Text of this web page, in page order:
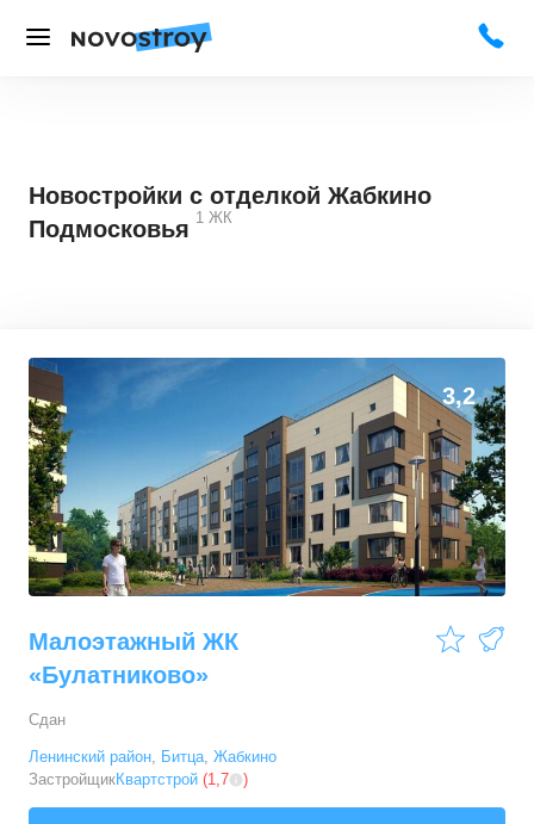
Новостройки с отделкой Жабкино
Подмосковья 1 ЖК
3,2
Малоэтажный ЖК
«Булатниково»
Сдан
Ленинский район, Битца, Жабкино
ЗастройщикКвартстрой (1,7 )